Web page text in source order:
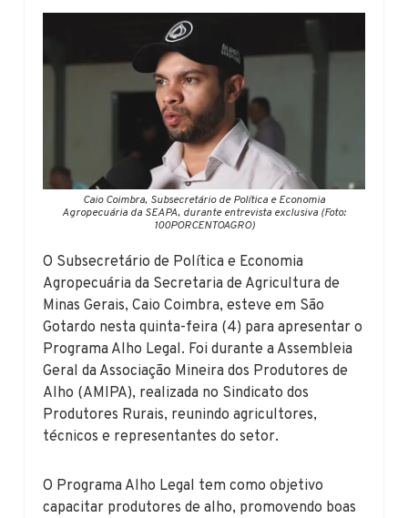
Caio Coimbra, Subsecretário de Política e Economia
Agropecuária da SEAPA, durante entrevista exclusiva (Foto:
100PORCENTOAGRO)
O Subsecretário de Política e Economia
Agropecuária da Secretaria de Agricultura de
Minas Gerais, Caio Coimbra, esteve em São
Gotardo nesta quinta-feira (4) para apresentar o
Programa Alho Legal. Foi durante a Assembleia
Geral da Associação Mineira dos Produtores de
Alho (AMIPA), realizada no Sindicato dos
Produtores Rurais, reunindo agricultores,
técnicos e representantes do setor.
O Programa Alho Legal tem como objetivo
capacitar produtores de alho, promovendo boas